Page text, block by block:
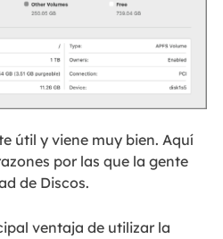
útil y viene muy bien. Aquí
por las que la gente
de Discos.
ventaja de utilizar la